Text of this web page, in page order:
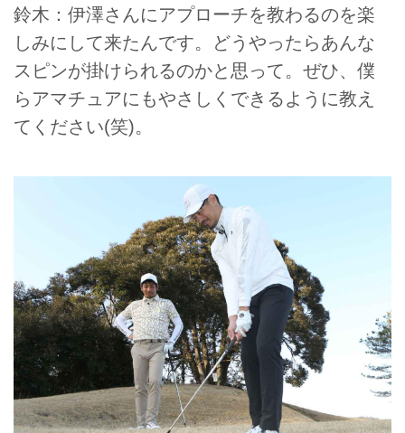
鈴木：伊澤さんにアプローチを教わるのを楽
しみにして来たんです。どうやったらあんな
スピンが掛けられるのかと思って。ぜひ、僕
らアマチュアにもやさしくできるように教え
てください(笑)。